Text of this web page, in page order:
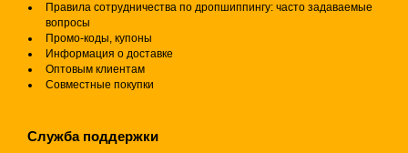
Правила сотрудничества по дропшиппингу: часто задаваемые
вопросы
Промо-коды, купоны
Информация о доставке
Оптовым клиентам
Совместные покупки
Служба поддержки